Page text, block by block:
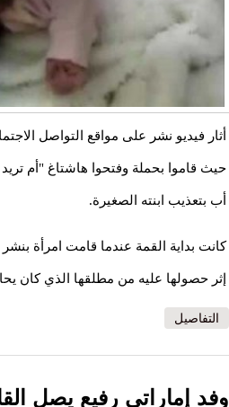
أثار فيديو نشر على مواقع التواصل
حيث قاموا بحملة وفتحوا هاشتاغ "أم
أب بتعذيب ابنته الصغيرة.
كانت بداية القمة عندما قامت امرأة
إثر حصولها عليه من مطلقها الذي كان
التفاصيل
وفد إماراتي رفيع يصل